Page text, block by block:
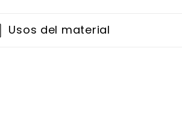
Usos del material